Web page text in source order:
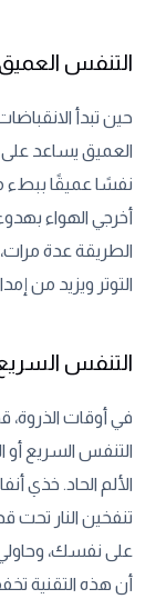
التنفس
حين تبدأ
العميق يساعد
نفسًا عميقًا ببطء
أخرجي الهواء
الطريقة عدة
التوتر ويزيد من
التنفس
في أوقات الذروة،
التنفس السريع
الألم الحاد. خذي
تنفخين النار تحت
على نفسك،
أن هذه التقنية